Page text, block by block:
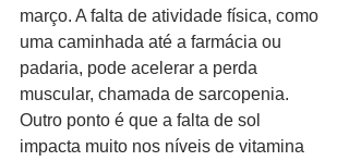
março. A falta de atividade física, como
uma caminhada até a farmácia ou
padaria, pode acelerar a perda
muscular, chamada de sarcopenia.
Outro ponto é que a falta de sol
impacta muito nos níveis de vitamina